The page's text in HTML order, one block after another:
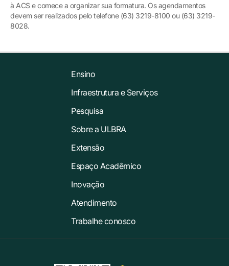
Infraestrutura e Serviços
Inovação
à ACS e comece a organizar sua formatura. Os agendamentos
devem ser realizados pelo telefone (63) 3219-8100 ou (63) 3219-
8028.
Ensino
Infraestrutura e Serviços
Pesquisa
Sobre a ULBRA
Extensão
Espaço Acadêmico
Inovação
Atendimento
Trabalhe conosco